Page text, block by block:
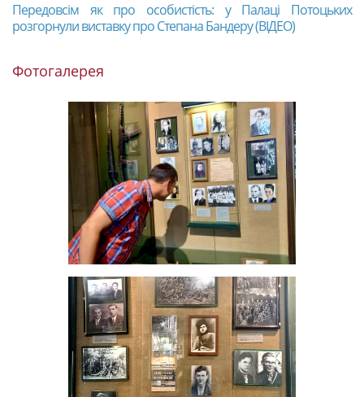
Передовсім як про особистість: у Палаці Потоцьких
розгорнули виставку про Степана Бандеру (ВІДЕО)
Фотогалерея